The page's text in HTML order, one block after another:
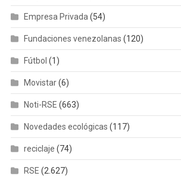
Empresa Privada (54)
Fundaciones venezolanas (120)
Fútbol (1)
Movistar(6)
Noti-RSE (663)
Novedades ecológicas (117)
reciclaje (74)
RSE (2.627)